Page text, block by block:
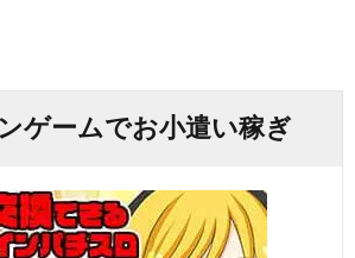
ゲームでお小遣い稼ぎ